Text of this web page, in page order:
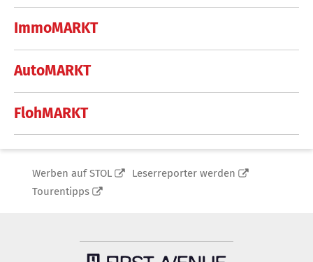
ImmoMARKT
AutoMARKT
FlohMARKT
Werben auf STOL
Leserreporter werden
Tourentipps